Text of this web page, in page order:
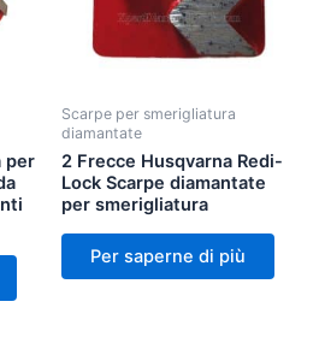
per
Scarpe per smerigliatura
diamantate
2 Frecce Husqvarna Redi-
Lock Scarpe diamantate
per smerigliatura
Per saperne di più